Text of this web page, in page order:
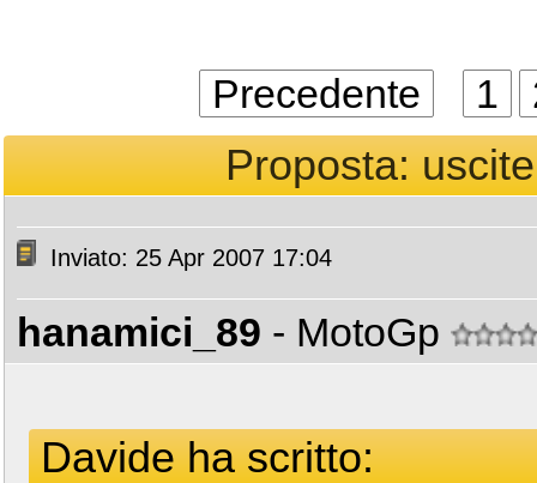
Precedente 1
Proposta:
Inviato: 25 Apr 2007 17:04
hanamici_89 - MotoGp
Davide ha scritto: